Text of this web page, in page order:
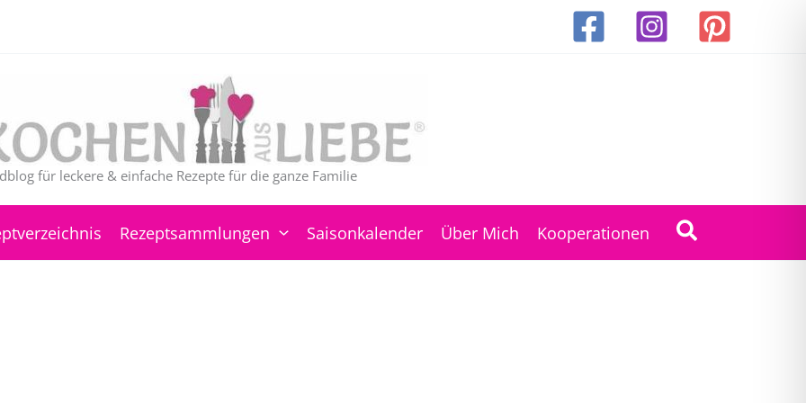
für leckere & einfache Rezepte für die ganze Familie
Rezeptsammlungen Saisonkalender Über Mich Kooperationen Suchen